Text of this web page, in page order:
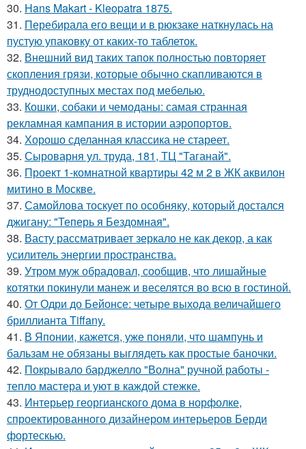
30. Hans Makart - Kleopatra 1875.
31. Перебирала его вещи и в рюкзаке наткнулась на
пустую упаковку от каких-то таблеток.
32. Внешний вид таких тапок полностью повторяет
скопления грязи, которые обычно скапливаются в
труднодоступных местах под мебелью.
33. Кошки, собаки и чемоданы: самая странная
рекламная кампания в истории аэропортов.
34. Хорошо сделанная классика не стареет.
35. Сыроварня ул. труда, 181, ТЦ "Таганай".
36. Проект 1-комнатной квартиры 42 м 2 в ЖК аквилон
митино в Москве.
37. Самойлова тоскует по особняку, который достался
джигану: "Теперь я Бездомная".
38. Васту рассматривает зеркало не как декор, а как
усилитель энергии пространства.
39. Утром муж обрадовал, сообщив, что лишайные
котятки покинули манеж и веселятся во всю в гостиной.
40. От Одри до Бейонсе: четыре выхода величайшего
бриллианта Tiffany.
41. В Японии, кажется, уже поняли, что шампунь и
бальзам не обязаны выглядеть как простые баночки.
42. Покрывало барджелло "Волна" ручной работы -
тепло мастера и уют в каждой стежке.
43. Интерьер георгианского дома в норфолке,
спроектированного дизайнером интерьеров Берди
фортескью.